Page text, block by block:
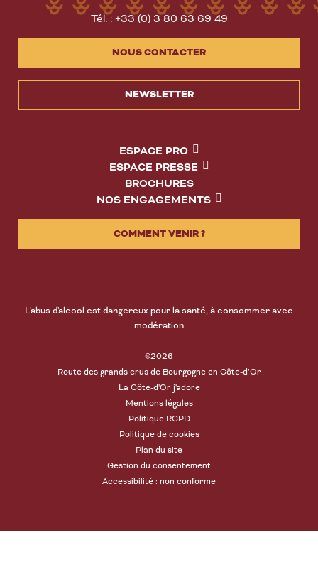
Tél. : +33 (0) 3 80 63 69 49
NOUS CONTACTER
NEWSLETTER
ESPACE PRO
ESPACE PRESSE
BROCHURES
NOS ENGAGEMENTS
COMMENT VENIR ?
L'abus d'alcool est dangereux pour la santé, à consommer avec
modération
©2026
Route des grands crus de Bourgogne en Côte-d’Or
La Côte-d'Or j'adore
Mentions légales
Politique RGPD
Politique de cookies
Plan du site
Gestion du consentement
Accessibilité : non conforme